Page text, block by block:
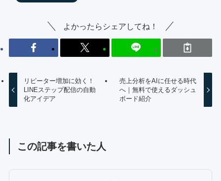
よかったらシェアしてね！
リピーター増加に効く！
LINEステップ配信の自動
化アイデア
売上分析をAIに任せる時代
へ｜無料で使えるダッシュ
ボード紹介
この記事を書いた人